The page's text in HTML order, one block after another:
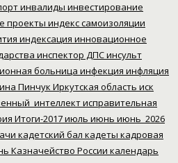
инвалиды инвестирование
проекты индекс самоизоляции
индексация инновационное
инспектор ДПСинсульт
больница инфекция инфляция
Пинчук Иркутская область иск
исправительная
Итоги-2017июль июнь июнь_2026
кадетский бал кадеты кадровая
Казначейство России календарь